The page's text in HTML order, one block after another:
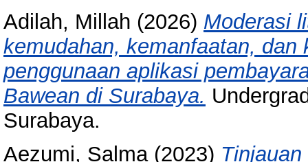
Adilah, Millah (2026) Moderasi
kemudahan, kemanfaatan,
penggunaan aplikasi
Bawean di Surabaya.
Surabaya.
Aezumi, Salma(2023)